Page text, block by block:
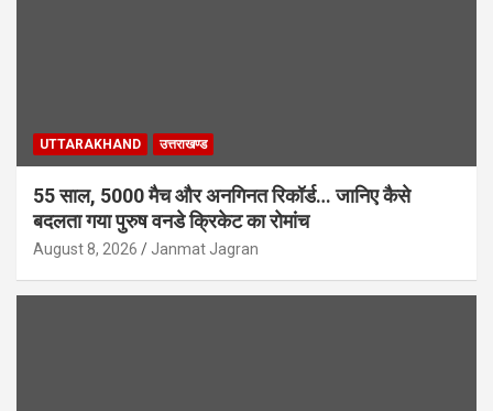
UTTARAKHAND उत्तराखण्ड
55 साल, 5000 मैच और अनगिनत रिकॉर्ड… जानिए कैसे
बदलता गया पुरुष वनडे क्रिकेट का रोमांच
August 8, 2026 Janmat Jagran